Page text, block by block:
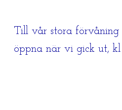
Till vår stora
öppna när vi gick ut, kl